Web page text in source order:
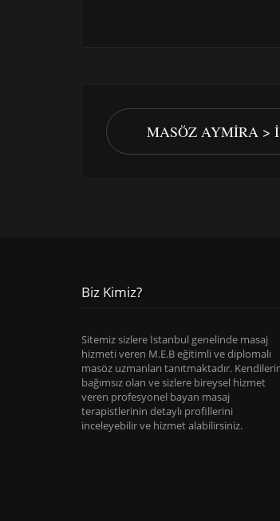
MASÖZ AYMIRA >
Biz Kimiz?
Sitemiz sizlere İstanbul genelinde masaj
hizmeti veren M.E.B eğitimli ve diplomalı
masöz uzmanları tanıtmaktadır.
bağımsız olan ve sizlere bireysel hizmet
veren profesyonel bayan masaj
terapistlerinin detaylı profillerini
inceleyebilir ve hizmet alabilirsiniz.